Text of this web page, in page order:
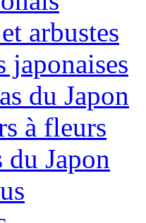
arbustes
japonaises
du Japon
à fleurs
du Japon